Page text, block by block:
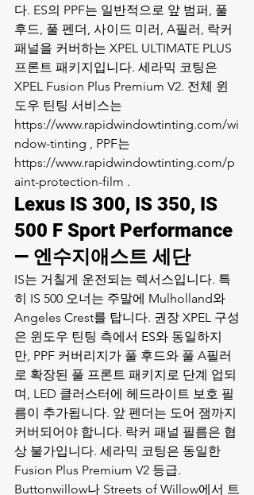
다. ES의 PPF는 일반적으로 앞 범퍼, 풀
후드, 풀 펜더, 사이드 미러, A필러, 락커
패널을 커버하는 XPEL ULTIMATE PLUS
프론트 패키지입니다. 세라믹 코팅은
XPEL Fusion Plus Premium V2. 전체 윈
도우 틴팅 서비스는
https://www.rapidwindowtinting.com/wi
ndow-tinting , PPF는
https://www.rapidwindowtinting.com/p
aint-protection-film .
Lexus IS 300, IS 350, IS
500 F Sport Performance
— 엔수지애스트 세단
IS는 거칠게 운전되는 렉서스입니다. 특
히 IS 500 오너는 주말에 Mulholland와
Angeles Crest를 탑니다. 권장 XPEL 구성
은 윈도우 틴팅 측에서 ES와 동일하지
만, PPF 커버리지가 풀 후드와 풀 A필러
로 확장된 풀 프론트 패키지로 단계 업되
며, LED 클러스터에 헤드라이트 보호 필
름이 추가됩니다. 앞 펜더는 도어 잼까지
커버되어야 합니다. 락커 패널 필름은 협
상 불가입니다. 세라믹 코팅은 동일한
Fusion Plus Premium V2 등급.
Buttonwillow나 Streets of Willow에서 트